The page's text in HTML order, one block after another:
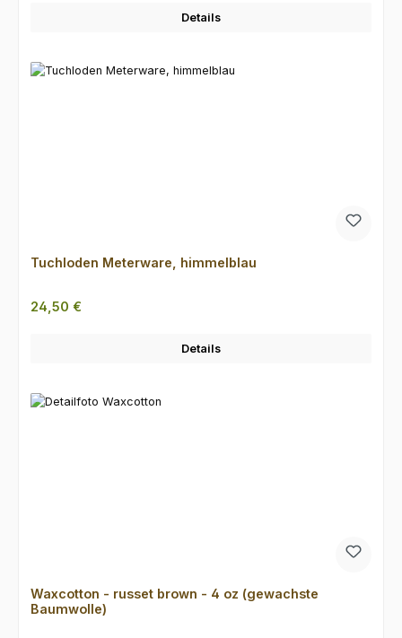
Details
Tuchloden Meterware, himmelblau
Regulärer Preis:
24,50 €
Details
Waxcotton - russet brown - 4 oz (gewachste
Baumwolle)